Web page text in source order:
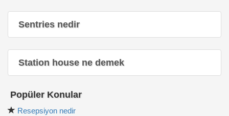
Sentries nedir
Station house ne demek
Popüler Konular
Resepsiyon nedir